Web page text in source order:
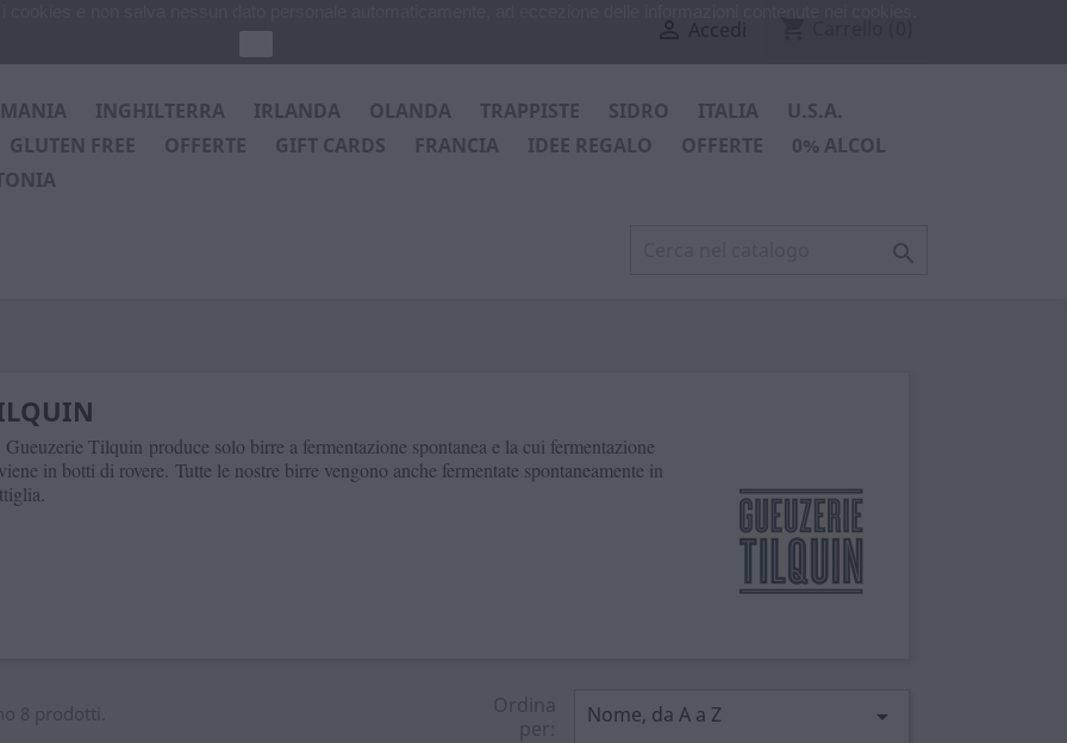
INGHILTERRA IRLANDA OLANDA TRAPPISTE SIDRO ITALIA
U.S.A.
GLUTEN FREE
OFFERTE GIFT CARDS FRANCIA IDEE REGALO OFFERTE
0% ALCOL

Gueuzerie Tilquin produce solo birre a fermentazione spontanea e la cui fermentazione
in botti di rovere. Tutte le nostre birre vengono anche fermentate spontaneamente in
8 prodotti.
Ordina
per:
Nome, da A a Z 